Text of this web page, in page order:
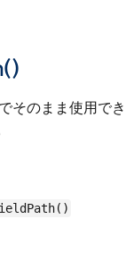
そのまま使用で